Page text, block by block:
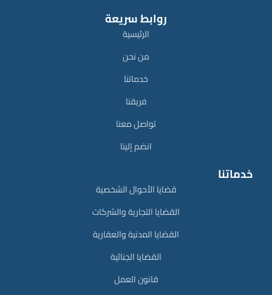
روابط سريعة
الرئيسية
من نحن
خدماتنا
فريقنا
تواصل معنا
انضم إلينا
خدماتنا
قضايا الأحوال الشخصية
القضايا التجارية والشركات
القضايا المدنية والعقارية
القضايا الجنائية
قانون العمل